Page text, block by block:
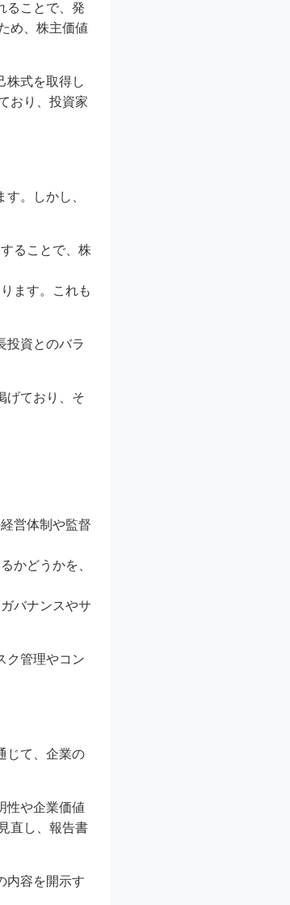
ることで、発
め、株主価値
株式を取得し
おり、投資家
。しかし、
ることで、株
ます。これも
投資とのバラ
げており、そ
営体制や監督
かどうかを、
バナンスやサ
ク管理やコン
じて、企業の
性や企業価値
直し、報告書
内容を開示す